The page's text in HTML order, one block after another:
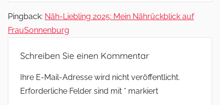
Pingback: Näh-Liebling 2025: Mein Nährückblick auf
FrauSonnenburg
Schreiben Sie einen Kommentar
Ihre E-Mail-Adresse wird nicht veröffentlicht.
Erforderliche Felder sind mit * markiert